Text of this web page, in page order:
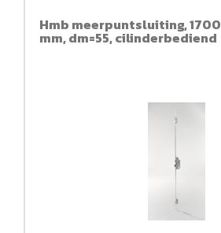
Hmb meerpuntsluiting, 1700
mm, dm=55, cilinderbediend